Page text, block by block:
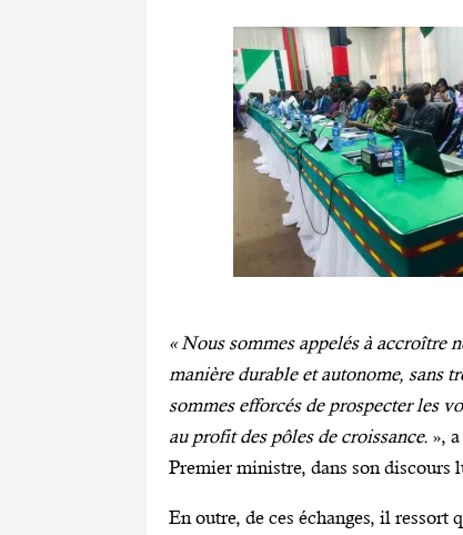
« Nous sommes appelés à accroître
manière durable et autonome, sans
sommes efforcés de prospecter les
au profit des pôles de croissance. »,
Premier ministre, dans son discours
En outre, de ces échanges, il ressort